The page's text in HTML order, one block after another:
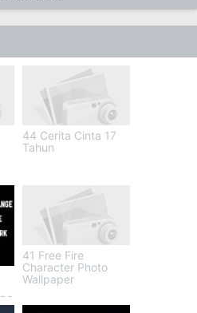
44 Cerita Cinta 17
Tahun
41 Free Fire
Character Photo
Wallpaper